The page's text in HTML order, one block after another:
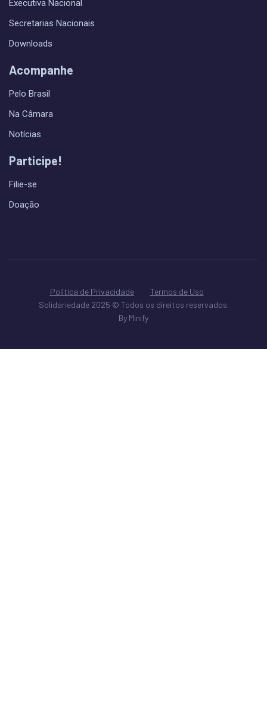
Executiva Nacional
Secretarias Nacionais
Downloads
Acompanhe
Pelo Brasil
Na Câmara
Notícias
Participe!
Filie-se
Doação
Política de Privacidade
Termos de Uso
Solidariedade 2025 © Todos os direitos reservados.
By Minify